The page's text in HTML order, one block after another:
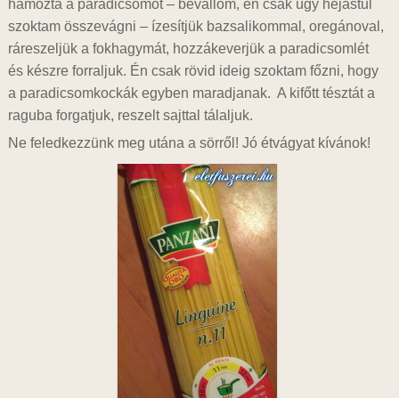
hámozta a paradicsomot – bevallom, én csak úgy héjastul
szoktam összevágni – ízesítjük bazsalikommal, oregánoval,
ráreszeljük a fokhagymát, hozzákeverjük a paradicsomlét
és készre forraljuk. Én csak rövid ideig szoktam főzni, hogy
a paradicsomkockák egyben maradjanak. A kifőtt tésztát a
raguba forgatjuk, reszelt sajttal tálaljuk.
Ne feledkezzünk meg utána a sörről! Jó étvágyat kívánok!